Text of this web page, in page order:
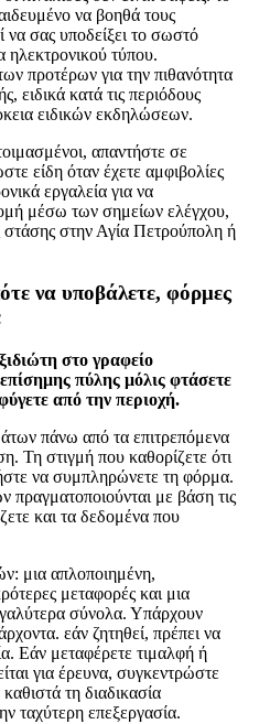
να βοηθά τους
να σας υποδείξει το σωστό
τύπου.
προτέρων για την πιθανότητα
ειδικά κατά τις περιόδους
ειδικών εκδηλώσεων.
απαντήστε σε
είδη όταν έχετε αμφιβολίες
εργαλεία για να
μέσω των σημείων ελέγχου,
στάσης στην Αγία Πετρούπολη ή
να υποβάλετε, φόρμες
στο γραφείο
πύλης μόλις φτάσετε
από την περιοχή.
πάνω από τα επιτρεπόμενα
Τη στιγμή που καθορίζετε ότι
να συμπληρώνετε τη φόρμα.
με βάση τις
και τα δεδομένα που
μια απλοποιημένη,
μεταφορές και μια
σύνολα. Υπάρχουν
εάν ζητηθεί, πρέπει να
Εάν μεταφέρετε τιμαλφή ή
για έρευνα, συγκεντρώστε
τη διαδικασία
ταχύτερη επεξεργασία.